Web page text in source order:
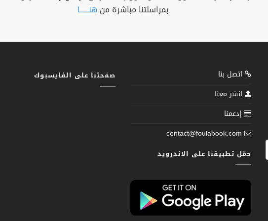
بمراسلتنا مباشرة من هنــــــا
اتصل بنا
انشر معنا
إدعمنا
contact@foulabook.com
حمّل تطبيقنا على الاندرويد
صفحتنا على الفايسبوك